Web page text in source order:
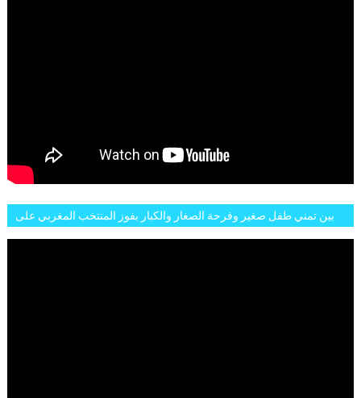
بين تمني طفل صغير وفرحة الصغار والكبار بفوز المنتخب المغربي على